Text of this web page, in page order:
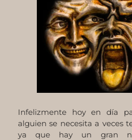
Infelizmente hoy en día
alguien se necesita a veces
ya que hay un gran